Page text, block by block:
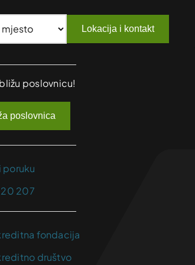
Lokacija i kontakt
poslovnicu!
poslovnica
poruku
207
fondacija
društvo